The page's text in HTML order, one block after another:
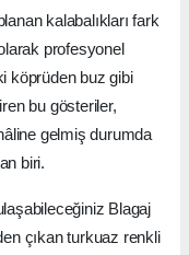
kalabalıkları fark
profesyonel
köprüden buz gibi
bu gösteriler,
gelmiş durumda
biri.
Blagaj
çıkan turkuaz renkli